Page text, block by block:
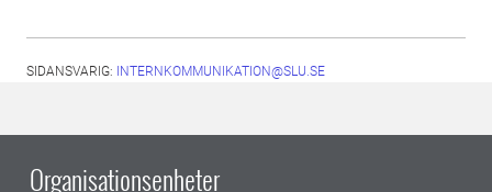
SIDANSVARIG: INTERNKOMMUNIKATION@SLU.SE
Organisationsenheter